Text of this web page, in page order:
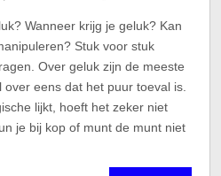
Wanneer krijg je geluk? Kan
Stuk voor stuk
Over geluk zijn de meeste
over eens dat het puur toeval is.
lijkt, hoeft het zeker niet
je bij kop of munt de munt niet